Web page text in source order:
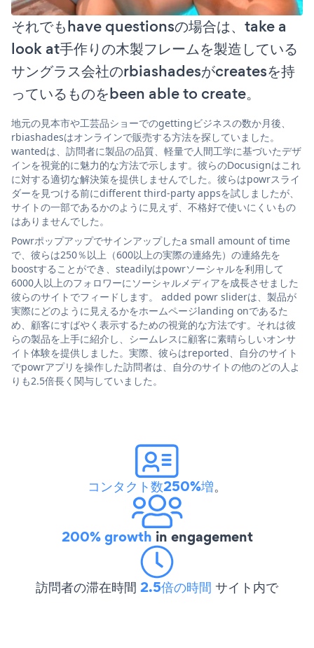
それでもhave questionsの場合は、take a
look at手作りの木製フレームを製造している
サングラス会社のrbiashadesがcreatesを持
っているものをbeen able to create。
地元の見本市や工芸品ショーでのgettingビジネスの数か月後、
rbiashadesはオンラインで販売する方法を探していました。
wantedは、訪問者に製品の品質、軽量で人間工学に基づいたデザ
インを視覚的に魅力的な方法で示します。彼らのDocusignはこれ
に対する適切な解決策を提供しませんでした。彼らはpowrスライ
ダーを見つける前にdifferent third-party appsを試しましたが、
サイトの一部であるかのように見えず、不格好で使いにくいもの
はありませんでした。
Powrポップアップでサインアップしたa small amount of time
で、彼らは250％以上（600以上の実際の連絡先）の連絡先を
boostすることができ、steadilyはpowrソーシャルを利用して
6000人以上のフォロワーにソーシャルメディアを成長させました
彼らのサイトでフィードします。 added powr sliderは、製品が
実際にどのように見えるかをホームページlanding onであるた
め、顧客にすばやく表示するための視覚的な方法です。それは彼
らの製品を上手に紹介し、シームレスに顧客に素晴らしいオンサ
イト体験を提供しました。実際、彼らはreported、自分のサイト
でpowrアプリを操作した訪問者は、自分のサイトの他のどの人よ
りも2.5倍長く関与していました。
コンタクト数250%増。
200% growth in engagement
訪問者の滞在時間 2.5倍の時間 サイト内で